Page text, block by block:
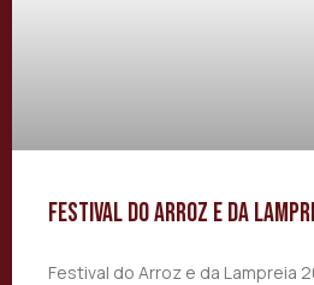
Festival do Arroz e da
Festival do Arroz e da Lampreia